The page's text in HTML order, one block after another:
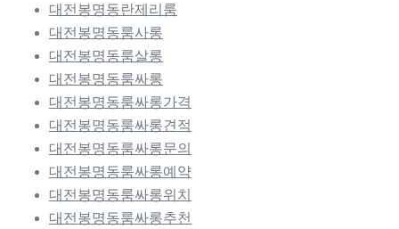
대전봉명동란제리룸
대전봉명동룸사롱
대전봉명동룸살롱
대전봉명동룸싸롱
대전봉명동룸싸롱가격
대전봉명동룸싸롱견적
대전봉명동룸싸롱문의
대전봉명동룸싸롱예약
대전봉명동룸싸롱위치
대전봉명동룸싸롱추천